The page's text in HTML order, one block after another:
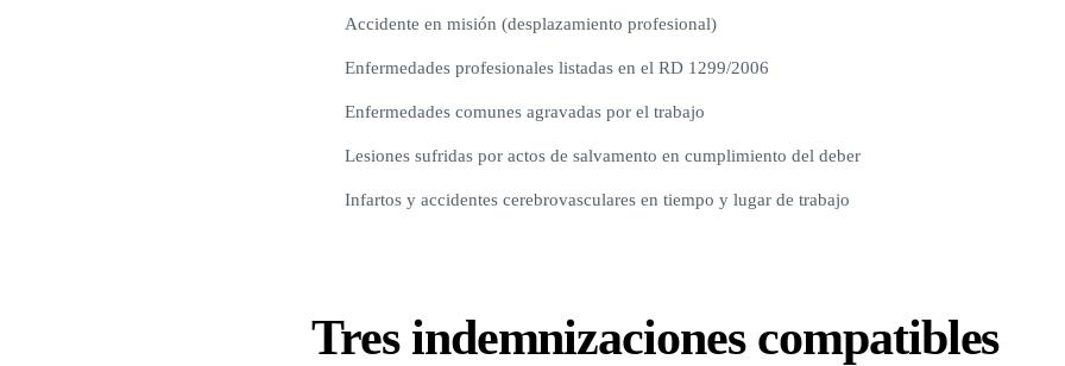
Accidente en misión (desplazamiento profesional)
Enfermedades profesionales listadas en el RD 1299/2006
Enfermedades comunes agravadas por el trabajo
Lesiones sufridas por actos de salvamento en cumplimiento del deber
Infartos y accidentes cerebrovasculares en tiempo y lugar de trabajo
Tres indemnizaciones compatibles